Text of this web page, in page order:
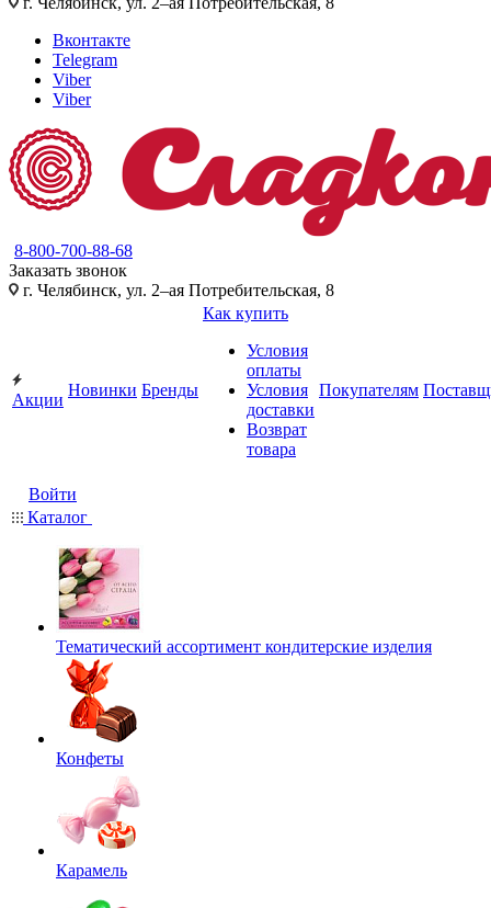
Вконтакте
Telegram
Viber
Viber
8-800-700-88-68
Заказать звонок
г. Челябинск, ул. 2–ая Потребительская, 8
Акции
Новинки Бренды
Как купить
Условия
оплаты
Условия
доставки
Возврат
товара
Покупателям
Войти
Каталог
Тематический ассортимент кондитерские изделия
Конфеты
Карамель